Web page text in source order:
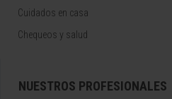
Cuidados en casa
Chequeos y salud
NUESTROS PROFESIONALES